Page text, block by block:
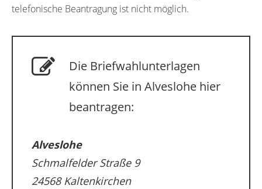
telefonische Beantragung ist nicht möglich.
Die Briefwahlunterlagen
können Sie in Alveslohe hier
beantragen:
Alveslohe
Schmalfelder Straße 9
24568 Kaltenkirchen